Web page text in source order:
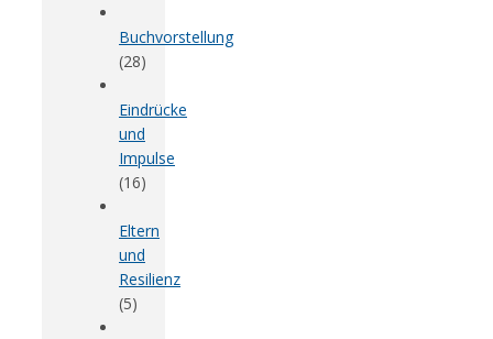
Buchvorstellung
(28)
Eindrücke
und
Impulse
(16)
Eltern
und
Resilienz
(5)